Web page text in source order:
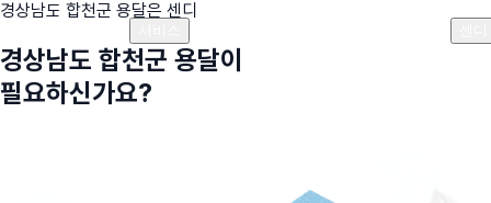
경상남도 합천군 용달은 센디
경상남도 합천군 용달이
필요하신가요?